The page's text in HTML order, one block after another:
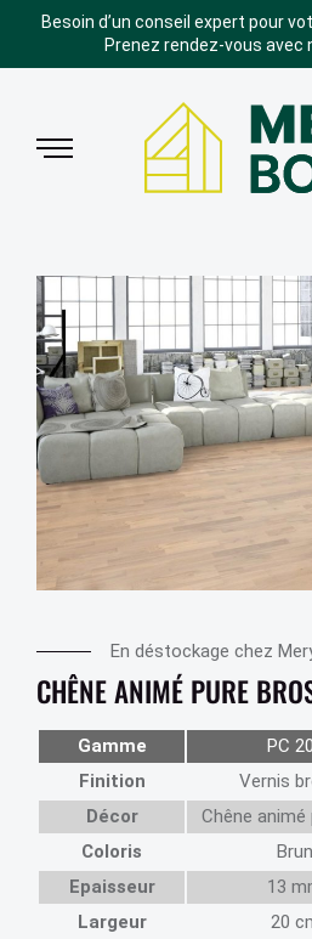
Besoin d’un conseil expert pour
Prenez rendez-vous avec
En déstockage chez
CHÊNE ANIMÉ PURE
Gamme
PC
Finition
Vernis
Décor
Chêne animé
Coloris
Brun
Epaisseur
13
Largeur
20